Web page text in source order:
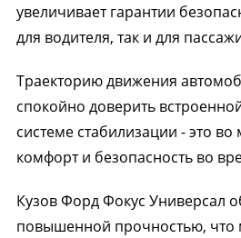
увеличивает гарантии
для водителя, так и для
Траекторию движения
спокойно доверить
системе стабилизации - это
комфорт и безопасность во
Кузов Форд Фокус Универсал
повышенной прочностью, что